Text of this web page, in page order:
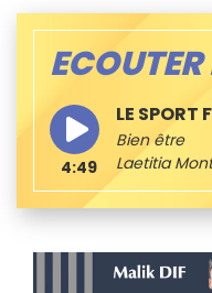
LE SPORT
Bien être
Laetitia
4:49